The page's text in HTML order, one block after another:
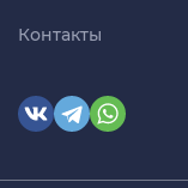
Контакты